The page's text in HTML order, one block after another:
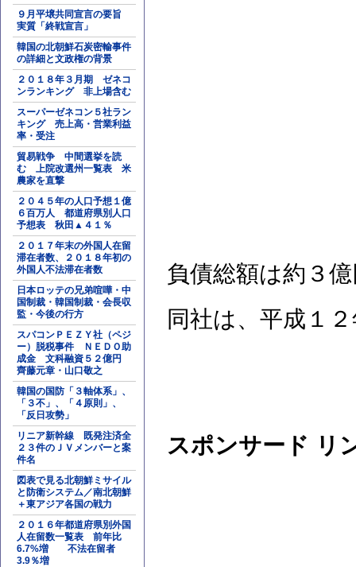
９月平壌共同宣言の要旨
実質「終戦宣言」
韓国の北朝鮮石炭密輸事件
の詳細と文政権の背景
２０１８年３月期 ゼネコ
ンランキング 非上場含む
スーパーゼネコン５社ラン
キング 売上高・営業利益
率・受注
貿易戦争 中間選挙を読
む 上院改選州一覧表 米
農家を直撃
２０４５年の人口予想１億
６百万人 都道府県別人口
予想表 秋田▲４１％
２０１７年末の外国人在留
滞在者数、２０１８年初の
外国人不法滞在者数
日本ロッテの兄弟喧嘩・中
国制裁・韓国制裁・会長収
監・今後の行方
スパコンＰＥＺＹ社（ペジ
ー）脱税事件 ＮＥＤＯ助
成金 文科融資５２億円
齊藤元章・山口敬之
韓国の国防「３軸体系」、
「３不」、「４原則」、
「反日攻勢」
リニア新幹線 既発注済全
２３件のＪＶメンバーと案
件名
図表で見る北朝鮮ミサイル
と防衛システム／南北朝鮮
＋東アジア各国の戦力
２０１６年都道府県別外国
人在留数一覧表 前年比
6.7%増 不法在留者
3.9％増
負債総額は約３
同社は、平成１
スポンサード リ